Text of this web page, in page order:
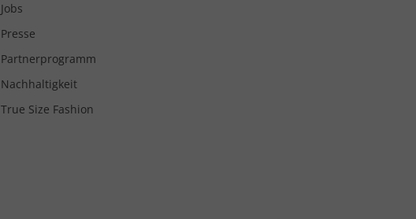
Jobs
Presse
Partnerprogramm
Nachhaltigkeit
True Size Fashion